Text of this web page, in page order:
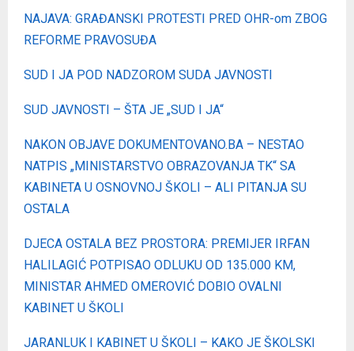
NAJAVA: GRAĐANSKI PROTESTI PRED OHR-om ZBOG
REFORME PRAVOSUĐA
SUD I JA POD NADZOROM SUDA JAVNOSTI
SUD JAVNOSTI – ŠTA JE „SUD I JA“
NAKON OBJAVE DOKUMENTOVANO.BA – NESTAO
NATPIS „MINISTARSTVO OBRAZOVANJA TK“ SA
KABINETA U OSNOVNOJ ŠKOLI – ALI PITANJA SU
OSTALA
DJECA OSTALA BEZ PROSTORA: PREMIJER IRFAN
HALILAGIĆ POTPISAO ODLUKU OD 135.000 KM,
MINISTAR AHMED OMEROVIĆ DOBIO OVALNI
KABINET U ŠKOLI
JARANLUK I KABINET U ŠKOLI – KAKO JE ŠKOLSKI